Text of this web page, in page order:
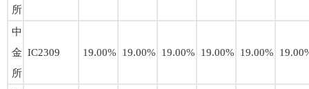
所
中
金
所
IC2309 19.00% 19.00% 19.00% 19.00% 19.00%